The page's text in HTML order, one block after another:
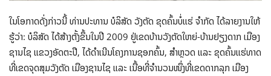
ໃນ​ໂອ​ກາດ​ດັ່ງ​ກ່າວ​ນີ້ ທ່ານປະທານ ບໍລິສັດ ວັງຕັດ ຂຸດຄົ້ນບໍ່ແຮ່ ຈໍາກັດ ໄດ້ລາຍງານໃຫ້
ຮູ້ວ່າ: ບໍລິສັດ ໄດ້ສ້າງຕັ້ງຂຶ້ນໃນປີ 2009 ຢູ່ເຂດບ້ານວັງຕັດໃຫຍ່-ບ້ານຢຽງດາກ ເມືອງ
ຊານໄຊ ແຂວງອັດຕະປື, ໄດ້ດຳເນີນໂຄງການຊອກຄົ້ນ, ສຳຫຼວດ ແລະ ຂຸດຄົ້ນແຮ່ທາດ
ທີ່ເຂດຈຸດສຸມວັງຕັດ ເມືອງຊານໄຊ ແລະ ເນື້ອທີ່ຈຳນວນໜຶ່ງທີ່ເຂດດາກລຸກ ເມືອງ